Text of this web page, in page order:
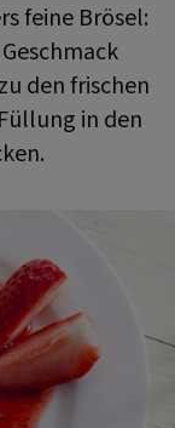
feine Brösel:
den frischen
in den